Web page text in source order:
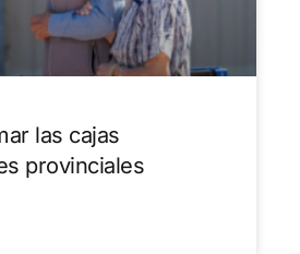
las cajas
provinciales